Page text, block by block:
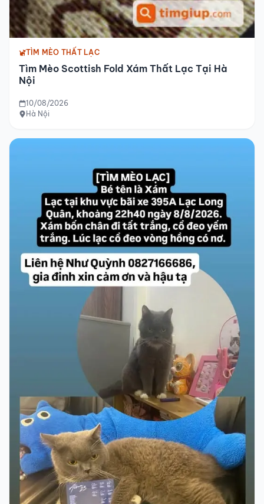
TÌM MÈO THẤT LẠC
Tìm Mèo Scottish Fold Xám Thất Lạc Tại Hà
Nội
10/08/2026
Hà Nội